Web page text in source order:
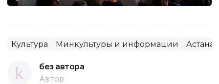
Культура Минкультуры и информации Астана
без автора
Автор